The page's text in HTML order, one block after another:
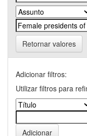
Retornar valores
Adicionar filtros:
Utilizar filtros para